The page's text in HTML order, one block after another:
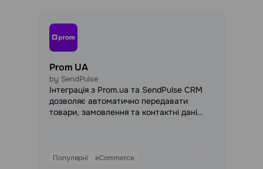
Prom UA
by SendPulse
Інтеграція з Prom.ua та SendPulse CRM
дозволяє автоматично передавати
товари, замовлення та контактні дані
ручну роботу.
Популярні eCommerce